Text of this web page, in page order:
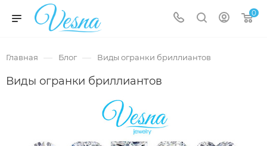
0
Главная — Блог — Виды огранки бриллиантов
Виды огранки бриллиантов